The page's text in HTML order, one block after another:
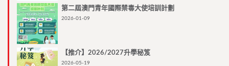
第二屆澳門青年國際禁毒大使培訓計劃
2026-01-09
【推介】2026/2027升學秘笈
2026-05-19